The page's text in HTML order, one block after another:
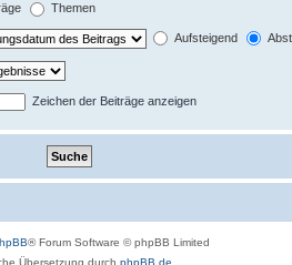
Themen
Aufsteigend
Zeichen der Beiträge anzeigen
® Forum Software © phpBB Limited
Übersetzung durch phpBB.de